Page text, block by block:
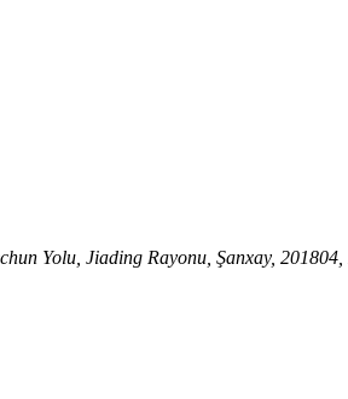
Yolu, Jiading Rayonu, Şanxay,